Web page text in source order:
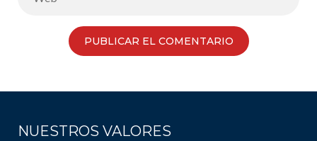
NUESTROS VALORES